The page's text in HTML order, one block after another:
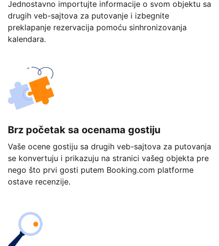
Jednostavno importujte informacije o svom objektu sa
drugih veb-sajtova za putovanje i izbegnite
preklapanje rezervacija pomoću sinhronizovanja
kalendara.
Brz početak sa ocenama gostiju
Vaše ocene gostiju sa drugih veb-sajtova za putovanja
se konvertuju i prikazuju na stranici vašeg objekta pre
nego što prvi gosti putem Booking.com platforme
ostave recenzije.